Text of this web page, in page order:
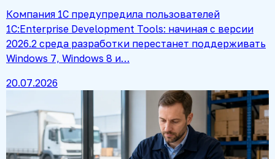
Компания 1С предупредила пользователей
1C:Enterprise Development Tools: начиная с версии
2026.2 среда разработки перестанет поддерживать
Windows 7, Windows 8 и…
20.07.2026